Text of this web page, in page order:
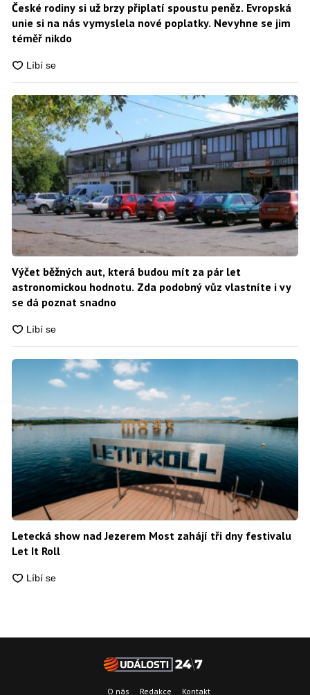
České rodiny si už brzy připlatí spoustu peněz. Evropská
unie si na nás vymyslela nové poplatky. Nevyhne se jim
téměř nikdo
Výčet běžných aut, která budou mít za pár let
astronomickou hodnotu. Zda podobný vůz vlastníte i vy
se dá poznat snadno
Letecká show nad Jezerem Most zahájí tři dny festivalu
Let It Roll
O nás Redakce Kontakt